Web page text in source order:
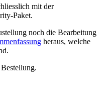
mit der
Paket.
noch die Bearbeitung
heraus, welche